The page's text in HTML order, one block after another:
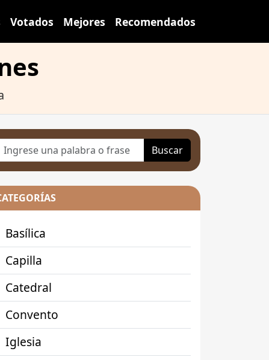
Votados Mejores Recomendados
Buscar
Basílica
Capilla
Catedral
Convento
Iglesia